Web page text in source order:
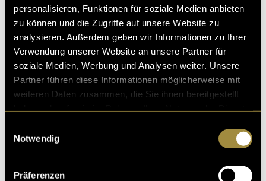
personalisieren, Funktionen für soziale Medien anbieten
zu können und die Zugriffe auf unsere Website zu
analysieren. Außerdem geben wir Informationen zu Ihrer
Verwendung unserer Website an unsere Partner für
soziale Medien, Werbung und Analysen weiter. Unsere
Partner führen diese Informationen möglicherweise mit
weiteren Daten zusammen, die Sie ihnen bereitgestellt
Notwendig
Präferenzen